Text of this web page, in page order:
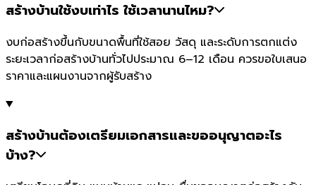
สร้างบ้านใช้งบเท่าไร ใช้เวลานานไหม?
งบก่อสร้างขึ้นกับขนาดพื้นที่ใช้สอย วัสดุ และระดับการตกแต่ง
ระยะเวลาก่อสร้างบ้านทั่วไปประมาณ 6–12 เดือน ควรขอใบเสนอ
ราคาและแผนงานจากผู้รับสร้าง
สร้างบ้านต้องเตรียมเอกสารและขออนุญาตอะไร
บ้าง?